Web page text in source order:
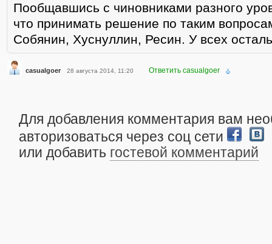
Пообщавшись с чиновниками разного
что принимать решение по таким
Собянин, Хуснуллин, Ресин. У всех
casualgoer 28 августа 2014, 11:20 Ответить casualgoer
Для добавления комментария вам
авторизоваться через соц сети
или добавить гостевой комментарий